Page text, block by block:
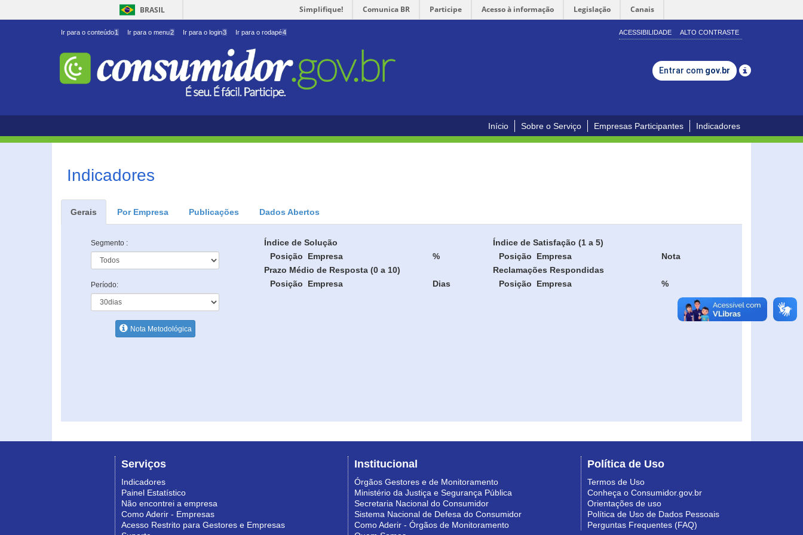
BRASIL Simplifique! Comunica BR Participe Acesso à informação Legislação Canais
Ir para o conteúdo1 Ir para o menu2 Ir para o login3 Ir para o rodapé4 ACESSIBILIDADE ALTO CONTRASTE
Entrar com gov.br
Início Sobre o Serviço Empresas Participantes Indicadores
Indicadores
Gerais Por Empresa Publicações Dados Abertos
Segmento :
Período:
Nota Metodológica
Índice de Solução
Posição
Empresa %
Índice de Satisfação (1 a 5)
Posição
Empresa
Nota
Prazo Médio de Resposta (0 a 10)
Posição
Empresa Dias
Reclamações Respondidas
Posição
Empresa %
Serviços
Indicadores
Painel Estatístico
Não encontrei a empresa
Como Aderir - Empresas
Acesso Restrito para Gestores e Empresas
Institucional
Órgãos Gestores e de Monitoramento
Ministério da Justiça e Segurança Pública
Secretaria Nacional do Consumidor
Sistema Nacional de Defesa do Consumidor
Como Aderir - Órgãos de Monitoramento
Política de Uso
Termos de Uso
Conheça o Consumidor.gov.br
Orientações de uso
Política de Uso de Dados Pessoais
Perguntas Frequentes (FAQ)